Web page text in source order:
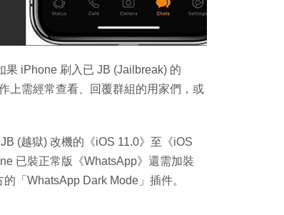
iPhone 刷入已 JB (Jailbreak) 的
上需經常查看、回覆群組的用家們，或
(越獄) 改機的《iOS 11.0》至《iOS
已裝正常版《WhatsApp》還需加裝
「WhatsApp Dark Mode」插件。